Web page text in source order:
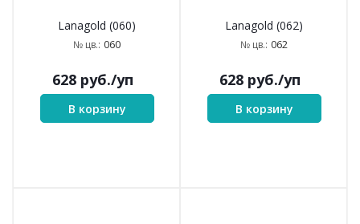
Lanagold (060)
№ цв.: 060
628 руб./уп
В корзину
Lanagold (062)
№ цв.: 062
628 руб./уп
В корзину